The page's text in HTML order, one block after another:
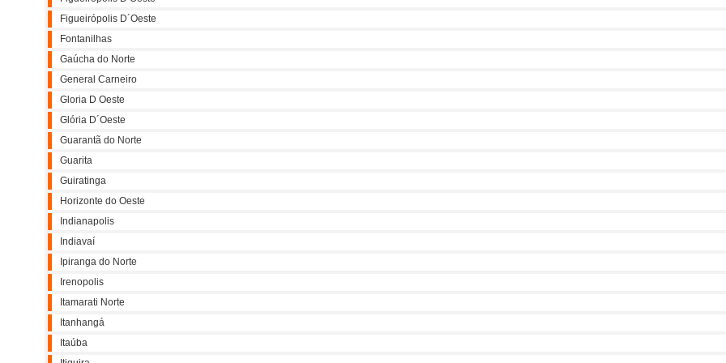
Figueirópolis D´Oeste
Fontanilhas
Gaúcha do Norte
General Carneiro
Gloria D Oeste
Glória D´Oeste
Guarantã do Norte
Guarita
Guiratinga
Horizonte do Oeste
Indianapolis
Indiavaí
Ipiranga do Norte
Irenopolis
Itamarati Norte
Itanhangá
Itaúba